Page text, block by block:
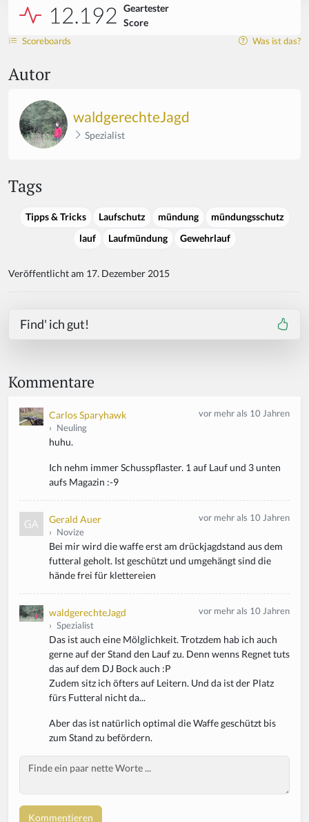
12.192
Geartester
Score
Scoreboards Was ist das?
Autor
waldgerechteJagd
Spezialist
Tags
Tipps & Tricks Laufschutz mündung
mündungsschutz
lauf
Laufmündung Gewehrlauf
Veröffentlicht am 17. Dezember 2015
Find' ich gut!
Kommentare
Carlos Sparyhawk
› Neuling
vor mehr als 10 Jahren
huhu.
Ich nehm immer Schusspflaster. 1 auf Lauf und 3 unten
aufs Magazin :-9
Gerald Auer
› Novize
vor mehr als 10 Jahren
Bei mir wird die waffe erst am drückjagdstand aus dem
futteral geholt. Ist geschützt und umgehängt sind die
hände frei für klettereien
waldgerechteJagd
› Spezialist
vor mehr als 10 Jahren
Das ist auch eine Mölglichkeit. Trotzdem hab ich auch
gerne auf der Stand den Lauf zu. Denn wenns Regnet tuts
das auf dem DJ Bock auch :P
Zudem sitz ich öfters auf Leitern. Und da ist der Platz
fürs Futteral nicht da...
Aber das ist natürlich optimal die Waffe geschützt bis
zum Stand zu befördern.
Body